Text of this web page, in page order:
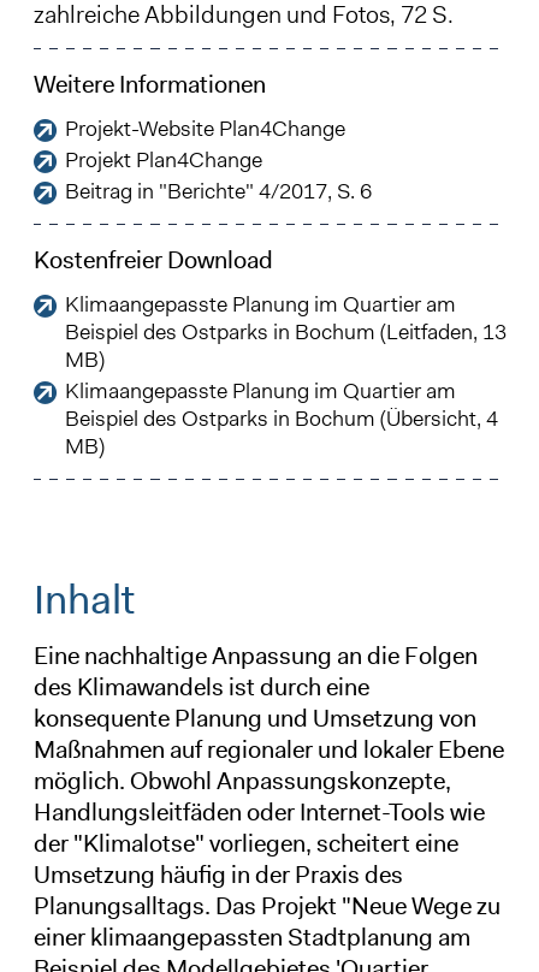
zahlreiche Abbildungen und Fotos, 72 S.
Weitere Informationen
Projekt-Website Plan4Change
Projekt Plan4Change
Beitrag in "Berichte" 4/2017, S. 6
Kostenfreier Download
Klimaangepasste Planung im Quartier am
Beispiel des Ostparks in Bochum (Leitfaden, 13
MB)
Klimaangepasste Planung im Quartier am
Beispiel des Ostparks in Bochum (Übersicht, 4
MB)
Inhalt
Eine nachhaltige Anpassung an die Folgen
des Klimawandels ist durch eine
konsequente Planung und Umsetzung von
Maßnahmen auf regionaler und lokaler Ebene
möglich. Obwohl Anpassungskonzepte,
Handlungsleitfäden oder Internet-Tools wie
der "Klimalotse" vorliegen, scheitert eine
Umsetzung häufig in der Praxis des
Planungsalltags. Das Projekt "Neue Wege zu
einer klimaangepassten Stadtplanung am